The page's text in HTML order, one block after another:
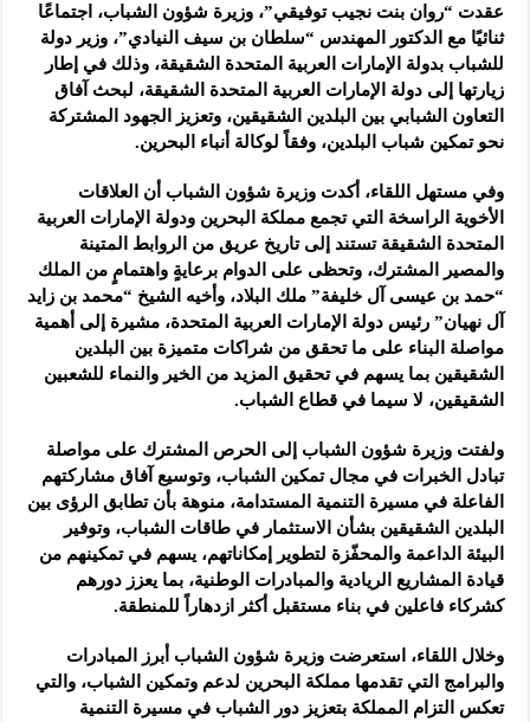
عقدت “روان بنت نجيب توفيقي”، وزيرة شؤون الشباب، اجتماعًا
ثنائيًا مع الدكتور المهندس “سلطان بن سيف النيادي”، وزير دولة
للشباب بدولة الإمارات العربية المتحدة الشقيقة، وذلك في إطار
زيارتها إلى دولة الإمارات العربية المتحدة الشقيقة، لبحث آفاق
التعاون الشبابي بين البلدين الشقيقين، وتعزيز الجهود المشتركة
نحو تمكين شباب البلدين، وفقاً لوكالة أنباء البحرين.
وفي مستهل اللقاء، أكدت وزيرة شؤون الشباب أن العلاقات
الأخوية الراسخة التي تجمع مملكة البحرين ودولة الإمارات العربية
المتحدة الشقيقة تستند إلى تاريخ عريق من الروابط المتينة
والمصير المشترك، وتحظى على الدوام برعايةٍ واهتمامٍ من الملك
“حمد بن عيسى آل خليفة” ملك البلاد، وأخيه الشيخ “محمد بن زايد
آل نهيان” رئيس دولة الإمارات العربية المتحدة، مشيرة إلى أهمية
مواصلة البناء على ما تحقق من شراكات متميزة بين البلدين
الشقيقين بما يسهم في تحقيق المزيد من الخير والنماء للشعبين
الشقيقين، لا سيما في قطاع الشباب.
ولفتت وزيرة شؤون الشباب إلى الحرص المشترك على مواصلة
تبادل الخبرات في مجال تمكين الشباب، وتوسيع آفاق مشاركتهم
الفاعلة في مسيرة التنمية المستدامة، منوهة بأن تطابق الرؤى بين
البلدين الشقيقين بشأن الاستثمار في طاقات الشباب، وتوفير
البيئة الداعمة والمحفّزة لتطوير إمكاناتهم، يسهم في تمكينهم من
قيادة المشاريع الريادية والمبادرات الوطنية، بما يعزز دورهم
كشركاء فاعلين في بناء مستقبل أكثر ازدهاراً للمنطقة.
وخلال اللقاء، استعرضت وزيرة شؤون الشباب أبرز المبادرات
والبرامج التي تقدمها مملكة البحرين لدعم وتمكين الشباب، والتي
تعكس التزام المملكة بتعزيز دور الشباب في مسيرة التنمية